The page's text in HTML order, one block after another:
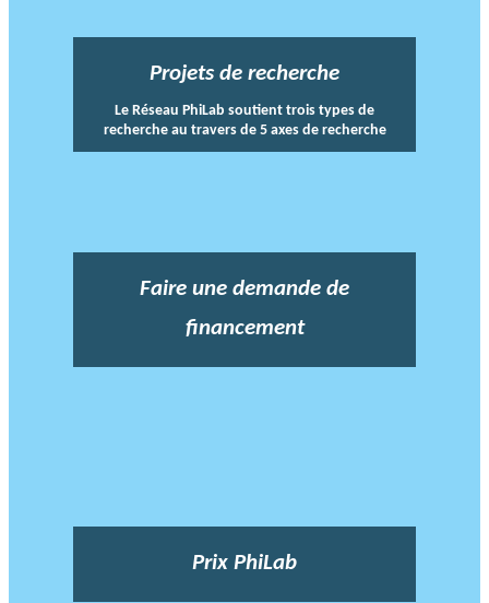
Projets de recherche
Le Réseau PhiLab soutient trois types de
recherche au travers de 5 axes de recherche
Faire une demande de
financement
Prix PhiLab